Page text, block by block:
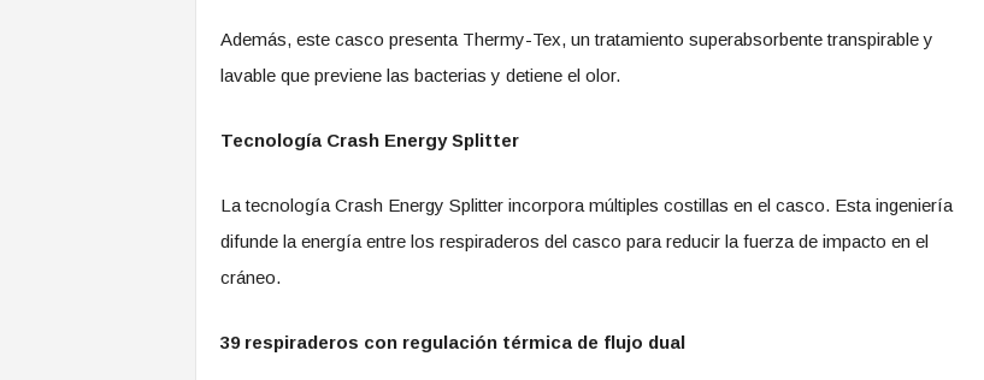
Además, este casco presenta Thermy-Tex, un tratamiento superabsorbente transpirable y
lavable que previene las bacterias y detiene el olor.
Tecnología Crash Energy Splitter
La tecnología Crash Energy Splitter incorpora múltiples costillas en el casco. Esta ingeniería
difunde la energía entre los respiraderos del casco para reducir la fuerza de impacto en el
cráneo.
39 respiraderos con regulación térmica de flujo dual